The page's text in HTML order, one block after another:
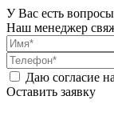
У Вас есть
Наш менеджер
Даю согласие
Оставить заявку